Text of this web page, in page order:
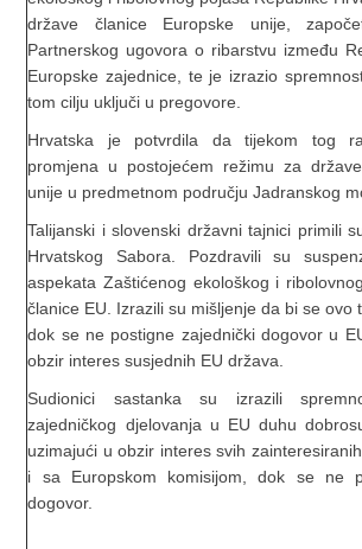
države članice Europske unije,
Partnerskog ugovora o ribarstvu između
Europske zajednice, te je izrazio
tom cilju uključi u pregovore.
Hrvatska je potvrdila da tijekom tog
promjena u postojećem režimu za
unije u predmetnom području Jadranskog
Talijanski i slovenski državni tajnici primili
Hrvatskog Sabora. Pozdravili su
aspekata Zaštićenog ekološkog i
članice EU. Izrazili su mišljenje da bi se ovo
dok se ne postigne zajednički dogovor u
obzir interes susjednih EU država.
Sudionici sastanka su izrazili
zajedničkog djelovanja u EU duhu
uzimajući u obzir interes svih
i sa Europskom komisijom, dok se ne
dogovor.